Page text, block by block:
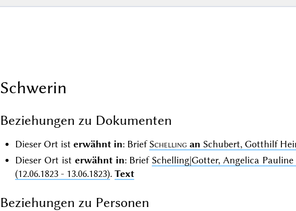
Schwerin
Beziehungen zu Dokumenten
Dieser Ort ist erwähnt in: BriefSchelling an Schubert, Gotthilf
Dieser Ort ist erwähnt in: Brief Schelling|Gotter, Angelica
(12.06.1823 - 13.06.1823). Text
Beziehungen zu Personen